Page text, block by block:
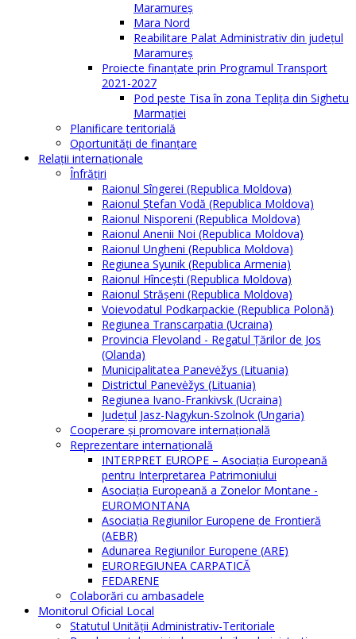
Maramureș
Mara Nord
Reabilitare Palat Administrativ din județul
Maramureș
Proiecte finanțate prin Programul Transport
2021-2027
Pod peste Tisa în zona Teplița din Sighetu
Marmației
Planificare teritorială
Oportunităţi de finanţare
Relaţii internaţionale
Înfrăţiri
Raionul Sîngerei (Republica Moldova)
Raionul Ștefan Vodă (Republica Moldova)
Raionul Nisporeni (Republica Moldova)
Raionul Anenii Noi (Republica Moldova)
Raionul Ungheni (Republica Moldova)
Regiunea Syunik (Republica Armenia)
Raionul Hîncești (Republica Moldova)
Raionul Străşeni (Republica Moldova)
Voievodatul Podkarpackie (Republica Polonă)
Regiunea Transcarpatia (Ucraina)
Provincia Flevoland - Regatul Ţărilor de Jos
(Olanda)
Municipalitatea Panevėžys (Lituania)
Districtul Panevėžys (Lituania)
Regiunea Ivano-Frankivsk (Ucraina)
Judeţul Jasz-Nagykun-Szolnok (Ungaria)
Cooperare şi promovare internaţională
Reprezentare internaţională
INTERPRET EUROPE – Asociația Europeană
pentru Interpretarea Patrimoniului
Asociația Europeană a Zonelor Montane -
EUROMONTANA
Asociația Regiunilor Europene de Frontieră
(AEBR)
Adunarea Regiunilor Europene (ARE)
EUROREGIUNEA CARPATICĂ
FEDARENE
Colaborări cu ambasadele
Monitorul Oficial Local
Statutul Unităţii Administrativ-Teritoriale